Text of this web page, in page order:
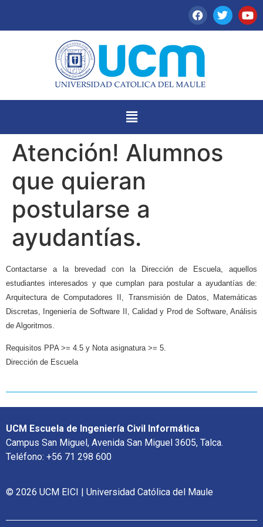
Atención! Alumnos
que quieran
postularse a
ayudantías.
Contactarse a la brevedad con la Dirección de Escuela, aquellos
estudiantes interesados y que cumplan para postular a ayudantías de:
Arquitectura de Computadores II, Transmisión de Datos, Matemáticas
Discretas, Ingeniería de Software II, Calidad y Prod de Software, Análisis
de Algoritmos.
Requisitos PPA >= 4.5 y Nota asignatura >= 5.
Dirección de Escuela
UCM Escuela de Ingeniería Civil Informática
Campus San Miguel, Avenida San Miguel 3605, Talca.
Teléfono: +56 71 298 600
© 2026 UCM EICI | Universidad Católica del Maule